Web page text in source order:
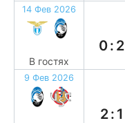
14 Фев 2026
В гостях
0:2
9 Фев 2026
2:1